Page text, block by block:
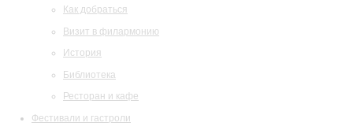
Как добраться
Визит в филармонию
История
Библиотека
Ресторан и кафе
Фестивали и гастроли